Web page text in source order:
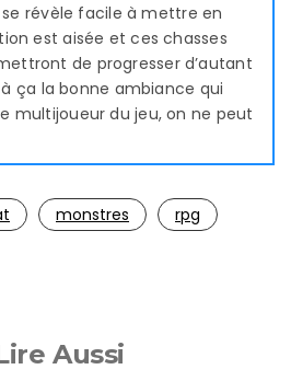
révèle facile à mettre en
est aisée et ces chasses
de progresser d’autant
ça la bonne ambiance qui
multijoueur du jeu, on ne peut
monstres rpg
Aussi